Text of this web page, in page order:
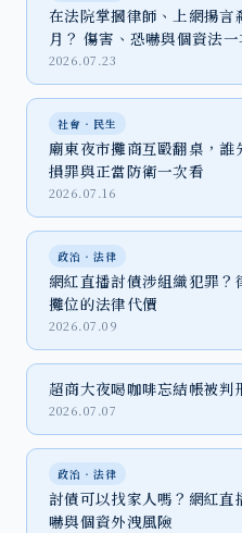
在法院掌摑律師、上網揚
月？ 傷害、恐嚇與個資法
2026.07.23
社會‧民生
廟東夜市攤商互毆翻桌，
損罪與正當防衛一次看
2026.07.16
政治‧法律
網紅直播討債涉組織犯罪
攤位的法律代價
2026.07.09
超商大夜喝咖啡忘結帳被
2026.07.07
政治‧法律
討債可以找家人嗎？網紅
嚇與個資外洩風險